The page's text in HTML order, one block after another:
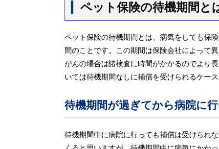
ペット保険の待機期間と
ペット保険の待機期間とは、病気をしても保
間のことです。この期間は保険会社によって
がんの場合は諸検査に時間がかかるのでより
いては待機期間なしに補償を受けられるケー
待機期間が過ぎてから病院に
待機期間中に病院に行っても補償は受けられ